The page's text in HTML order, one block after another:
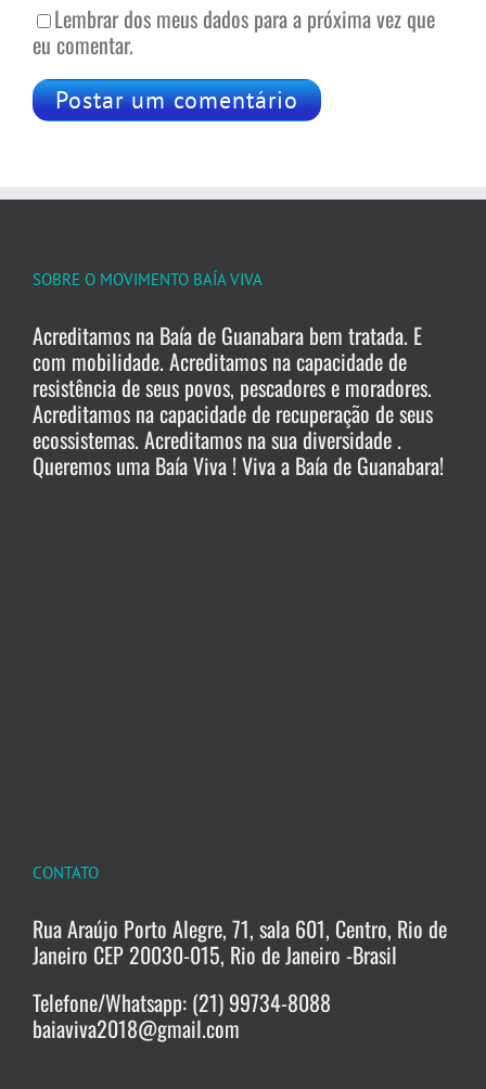
Lembrar dos meus dados para a próxima vez que
eu comentar.
SOBRE O MOVIMENTO BAÍA VIVA
Acreditamos na Baía de Guanabara bem tratada. E
com mobilidade. Acreditamos na capacidade de
resistência de seus povos, pescadores e moradores.
Acreditamos na capacidade de recuperação de seus
ecossistemas. Acreditamos na sua diversidade .
Queremos uma Baía Viva ! Viva a Baía de Guanabara!
CONTATO
Rua Araújo Porto Alegre, 71, sala 601, Centro, Rio de
Janeiro CEP 20030-015, Rio de Janeiro -Brasil
Telefone/Whatsapp: (21) 99734-8088
baiaviva2018@gmail.com